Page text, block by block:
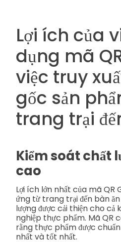
Lợi ích của
dụng mã
việc truy
gốc sản
trang trại
Kiểm soát chất
cao
Lợi ích lớn nhất của mã QR
ứng từ trang trại đến bàn
lượng được cải thiện cho
nghiệp thực phẩm. Mã QR
rằng thực phẩm được
nhất và tốt nhất.